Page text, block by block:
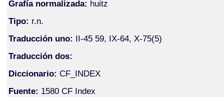
Grafía normalizada: huitz
Tipo: r.n.
Traducción uno: II-45 59, IX-64, X-75(5)
Traducción dos:
Diccionario: CF_INDEX
Fuente: 1580 CF Index